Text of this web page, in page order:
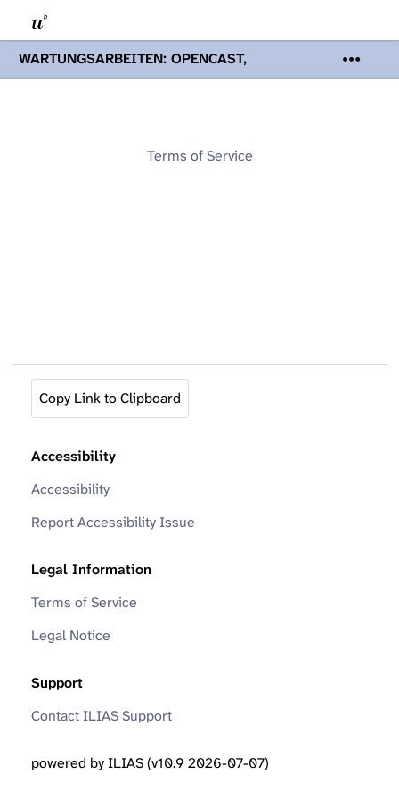
WARTUNGSARBEITEN: OPENCAST,
PODCASTS & TOBIRA
Mi 19. August
Opencast-Videos und Tobira nicht zur
Terms of Service
Copy Link to Clipboard
Accessibility
Accessibility
Report Accessibility Issue
Legal Information
Terms of Service
Legal Notice
Support
Contact ILIAS Support
powered by ILIAS (v10.9 2026-07-07)